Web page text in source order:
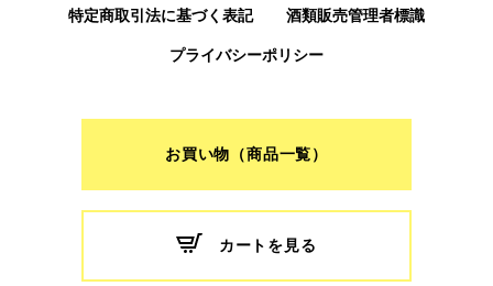
特定商取引法に基づく表記 酒類販売管理者標識
プライバシーポリシー
お買い物（商品一覧）
カートを見る